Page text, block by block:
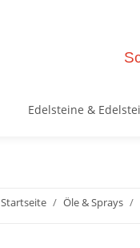
Edelsteine &
Startseite Öle & Sprays